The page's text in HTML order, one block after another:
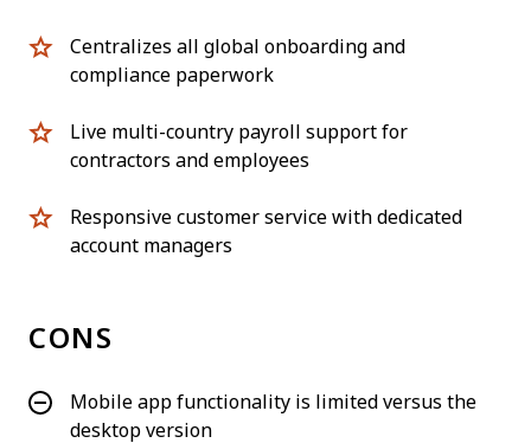
Centralizes all global onboarding and
compliance paperwork
Live multi-country payroll support for
contractors and employees
Responsive customer service with dedicated
account managers
CONS
Mobile app functionality is limited versus the
desktop version